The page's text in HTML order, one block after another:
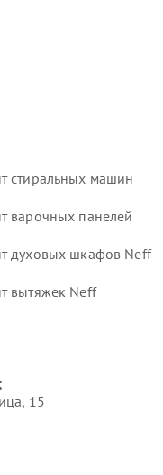
стиральных машин
варочных панелей
духовых шкафов Neff
вытяжек Neff
15